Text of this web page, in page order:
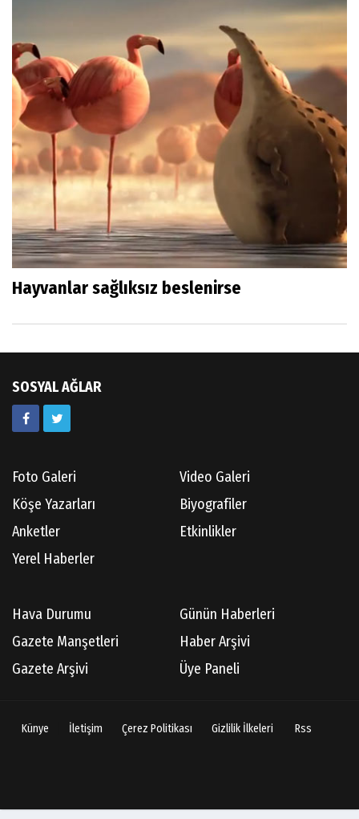
Hayvanlar sağlıksız beslenirse
SOSYAL AĞLAR
Foto Galeri
Video Galeri
Köşe Yazarları
Biyografiler
Anketler
Etkinlikler
Yerel Haberler
Hava Durumu
Günün Haberleri
Gazete Manşetleri
Haber Arşivi
Gazete Arşivi
Üye Paneli
Künye İletişim Çerez Politikası Gizlilik İlkeleri Rss